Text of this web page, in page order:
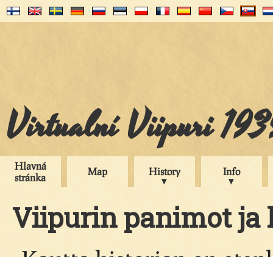
Virtualní Viipuri
Hlavná
stránka
Map History Info
Viipurin panimot ja